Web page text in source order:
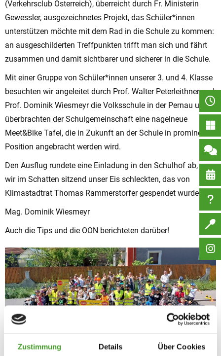
Zustimmung Details Über Cookies
(Verkehrsclub Österreich), überreicht durch Fr. Ministerin
Gewessler, ausgezeichnetes Projekt, das Schüler*innen
unterstützen möchte mit dem Rad in die Schule zu kommen:
an ausgeschilderten Treffpunkten trifft man sich und fährt
zusammen und damit sichtbarer und sicherer in die Schule.
Mit einer Gruppe von Schüler*innen unserer 3. und 4. Klasse
besuchten wir angeleitet durch Prof. Walter Peterleithner und
Prof. Dominik Wiesmeyr die Volksschule in der Pernau und
überbrachten der Schulgemeinschaft eine nagelneue
Meet&Bike Tafel, die in Zukunft an der Schule in prominenter
Position angebracht werden wird.
Den Ausflug rundete eine Einladung in den Schulhof ab, wo
wir im Schatten sitzend unser Eis schleckten, das von
Klimastadtrat Thomas Rammerstorfer gespendet wurde.
Mag. Dominik Wiesmeyr
Auch die Tips und die OON berichteten darüber!